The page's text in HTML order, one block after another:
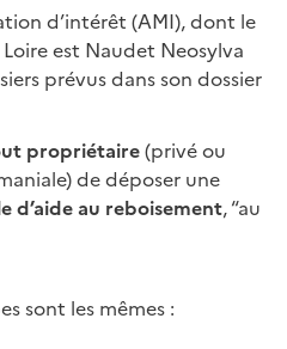
d’intérêt (AMI), dont le
est Naudet Neosylva
prévus dans son dossier
propriétaire(privé ou
de déposer une
d’aide au reboisement, “au
sont les mêmes :